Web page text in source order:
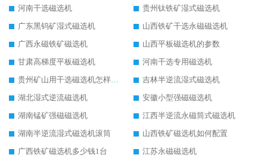
河南干选磁选机
贵州钛铁矿湿式磁选机
广东黑钨矿湿式磁选机
山西铁矿干选永磁磁选机
广西永磁铁矿磁选机
山西平板磁选机的参数
甘肃高梯度平板磁选机
河南干选专用磁选机
贵州矿山用干选磁选机怎样调磁
吉林半逆流湿式磁选机
湖北湿式逆流磁选机
安徽小型强磁磁选机
湖南锰矿强磁磁选机
江西半逆流永磁筒式磁选机
湖南半逆流湿式磁选机滚筒
山西铁矿磁选机如何配置
广西铁矿磁选机多少钱1台
江苏永磁磁选机